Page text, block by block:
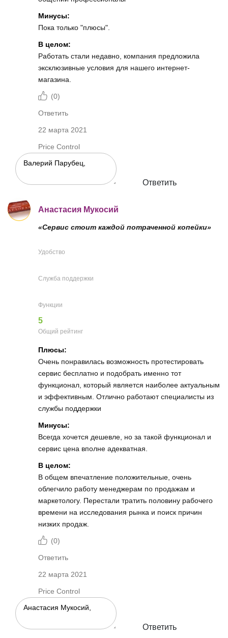
Минусы:
Пока только "плюсы".
В целом:
Работать стали недавно, компания предложила
эксклюзивные условия для нашего интернет-
магазина.
(0)
Ответить
22 марта 2021
Price Control
Ответить
Анастасия Мукосий
«Сервис стоит каждой потраченной копейки»
Удобство
Служба поддержки
Функции
5
Общий рейтинг
Плюсы:
Очень понравилась возможность протестировать
сервис бесплатно и подобрать именно тот
функционал, который является наиболее актуальным
и эффективным. Отлично работают специалисты из
службы поддержки
Минусы:
Всегда хочется дешевле, но за такой функционал и
сервис цена вполне адекватная.
В целом:
В общем впечатление положительные, очень
облегчило работу менеджерам по продажам и
маркетологу. Перестали тратить половину рабочего
времени на исследования рынка и поиск причин
низких продаж.
(0)
Ответить
22 марта 2021
Price Control
Ответить